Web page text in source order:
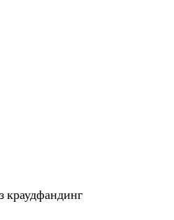
краудфандинг